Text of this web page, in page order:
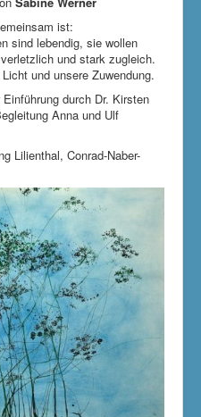
ist:
sind lebendig, sie wollen
und stark zugleich.
und unsere Zuwendung.
durch Dr. Kirsten
Anna und Ulf
Lilienthal, Conrad-Naber-